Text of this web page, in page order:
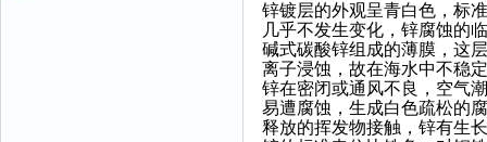
锌镀层的外观呈青白色，标
几乎不发生变化，锌腐蚀的
碱式碳酸锌组成的薄膜，这
离子浸蚀，故在海水中不稳
锌在密闭或通风不良，空气
易遭腐蚀，生成白色疏松的
释放的挥发物接触，锌有生